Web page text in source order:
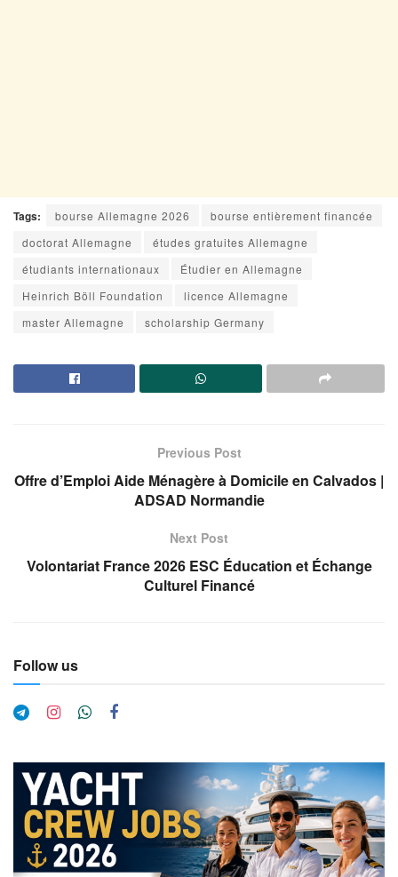
Tags: bourse Allemagne 2026
bourse entièrement financée
doctorat Allemagne
études gratuites Allemagne
étudiants internationaux
Étudier en Allemagne
Heinrich Böll Foundation
licence Allemagne
master Allemagne
scholarship Germany
Previous Post
Offre d’Emploi Aide Ménagère à Domicile en Calvados |
ADSAD Normandie
Next Post
Volontariat France 2026 ESC Éducation et Échange
Culturel Financé
Follow us